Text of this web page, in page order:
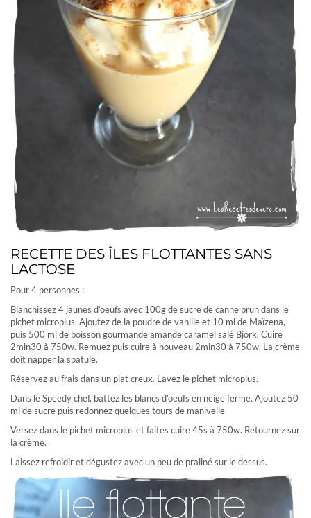
RECETTE DES ÎLES FLOTTANTES SANS
LACTOSE
Pour 4 personnes :
Blanchissez 4 jaunes d’oeufs avec 100g de sucre de canne brun dans le
pichet microplus. Ajoutez de la poudre de vanille et 10 ml de Maïzena,
puis 500 ml de boisson gourmande amande caramel salé Bjork. Cuire
2min30 à 750w. Remuez puis cuire à nouveau 2min30 à 750w. La crème
doit napper la spatule.
Réservez au frais dans un plat creux. Lavez le pichet microplus.
Dans le Speedy chef, battez les blancs d’oeufs en neige ferme. Ajoutez 50
ml de sucre puis redonnez quelques tours de manivelle.
Versez dans le pichet microplus et faites cuire 45s à 750w. Retournez sur
la crème.
Laissez refroidir et dégustez avec un peu de praliné sur le dessus.